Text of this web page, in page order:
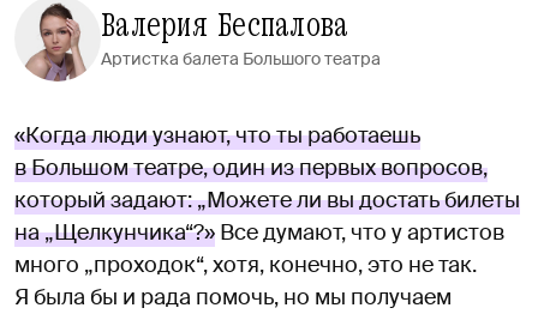
Валерия Беспалова
Артистка балета Большого театра
«Когда люди узнают, что ты работаешь
в Большом театре, один из первых вопросов,
который задают: „Можете ли вы достать билеты
на „Щелкунчика“?» Все думают, что у артистов
много „проходок“, хотя, конечно, это не так.
Я была бы и рада помочь, но мы получаем